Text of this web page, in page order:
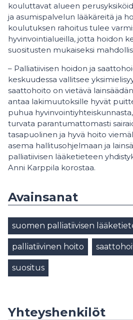
kouluttavat alueen
ja asumispalvelun lääkäreitä ja
koulutuksen rahoitus tulee
hyvinvointialueilla, jotta hoidon
suositusten mukaiseksi
­­­­– Palliatiivisen hoidon ja
keskuudessa vallitsee
saattohoito on vietävä
antaa lakimuutoksille hyvät
puhua
turvata parantumattomasti
tasapuolinen ja hyvä hoito
asema hallitusohjelmaan ja
palliatiivisen lääketieteen
Anni Karppila korostaa.
Avainsanat
suomen palliatiivisen
palliatiivinen hoito
suositus
Yhteyshenkilöt